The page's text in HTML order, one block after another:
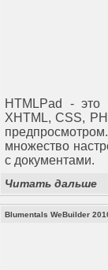
HTMLPad - это
XHTML, CSS,
множество
с документами.
Читать дальше
Blumentals WeBuilder